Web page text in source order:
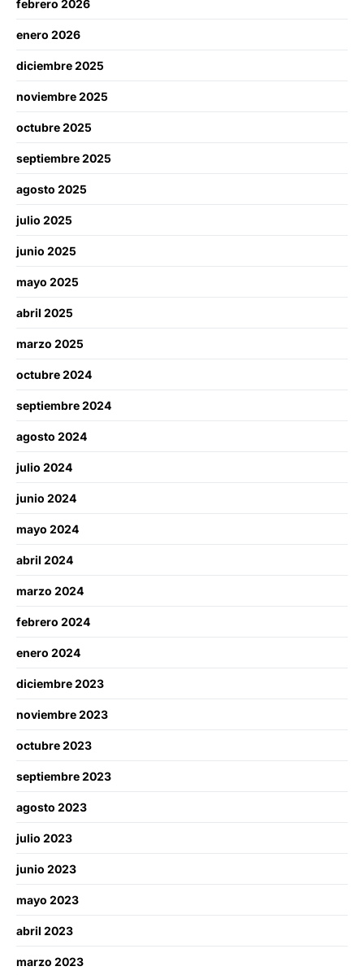
febrero 2026
enero 2026
diciembre 2025
noviembre 2025
octubre 2025
septiembre 2025
agosto 2025
julio 2025
junio 2025
mayo 2025
abril 2025
marzo 2025
octubre 2024
septiembre 2024
agosto 2024
julio 2024
junio 2024
mayo 2024
abril 2024
marzo 2024
febrero 2024
enero 2024
diciembre 2023
noviembre 2023
octubre 2023
septiembre 2023
agosto 2023
julio 2023
junio 2023
mayo 2023
abril 2023
marzo 2023